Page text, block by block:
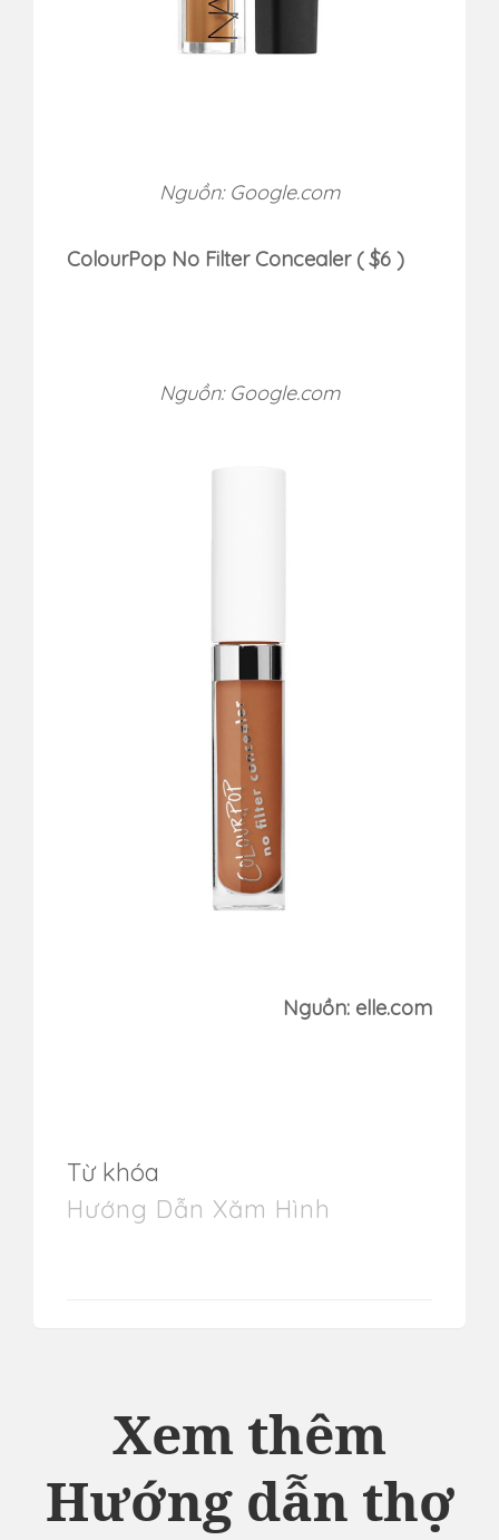
Nguồn: Google.com
ColourPop No Filter Concealer ( $6 )
Nguồn: Google.com
Nguồn: elle.com
Từ khóa
Hướng Dẫn Xăm Hình
Xem thêm
Hướng dẫn thợ